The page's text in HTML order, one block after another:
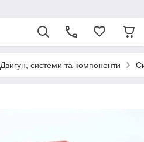
Двигун, системи та компоненти